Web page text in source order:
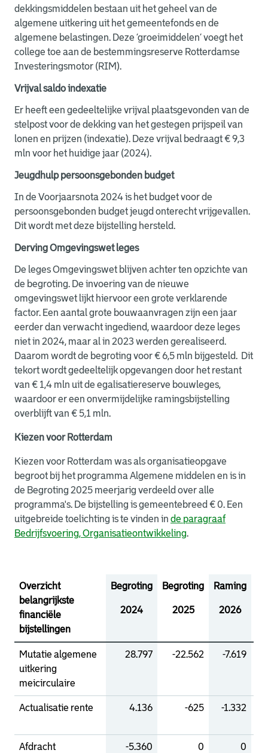
dekkingsmiddelen bestaan uit het geheel van de
algemene uitkering uit het gemeentefonds en de
algemene belastingen. Deze ‘groeimiddelen’ voegt het
college toe aan de bestemmingsreserve Rotterdamse
Investeringsmotor (RIM).
Vrijval saldo indexatie
Er heeft een gedeeltelijke vrijval plaatsgevonden van de
stelpost voor de dekking van het gestegen prijspeil van
lonen en prijzen (indexatie). Deze vrijval bedraagt € 9,3
mln voor het huidige jaar (2024).
Jeugdhulp persoonsgebonden budget
In de Voorjaarsnota 2024 is het budget voor de
persoonsgebonden budget jeugd onterecht vrijgevallen.
Dit wordt met deze bijstelling hersteld.
Derving Omgevingswet leges
De leges Omgevingswet blijven achter ten opzichte van
de begroting. De invoering van de nieuwe
omgevingswet lijkt hiervoor een grote verklarende
factor. Een aantal grote bouwaanvragen zijn een jaar
eerder dan verwacht ingediend, waardoor deze leges
niet in 2024, maar al in 2023 werden gerealiseerd.
Daarom wordt de begroting voor € 6,5 mln bijgesteld. Dit
tekort wordt gedeeltelijk opgevangen door het restant
van € 1,4 mln uit de egalisatiereserve bouwleges,
waardoor er een onvermijdelijke ramingsbijstelling
overblijft van € 5,1 mln.
Kiezen voor Rotterdam
Kiezen voor Rotterdam was als organisatieopgave
begroot bij het programma Algemene middelen en is in
de Begroting 2025 meerjarig verdeeld over alle
programma's. De bijstelling is gemeentebreed € 0. Een
uitgebreide toelichting is te vinden in de paragraaf
Bedrijfsvoering, Organisatieontwikkeling.
Overzicht
belangrijkste
financiële
bijstellingen
Begroting
2024
Begroting
2025
Raming
2026
Mutatie algemene
uitkering
meicirculaire
28.797 -22.562 -7.619
Actualisatie rente 4.136 -625 -1.332
Afdracht
-5.360 0 0